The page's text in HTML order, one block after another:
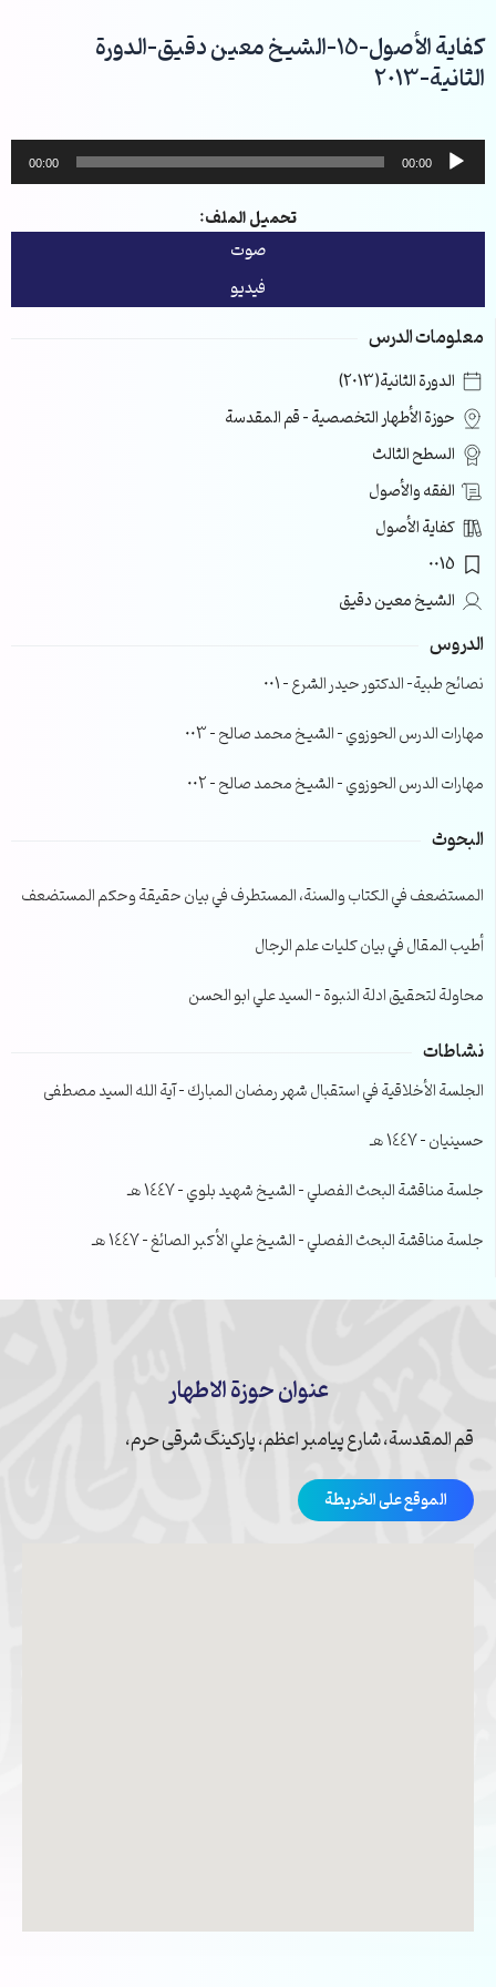
إلى
المحتوى
كفاية الأصول-15-الشيخ معين دقيق-الدورة
الثانية-2013
مشغل
الصوت
00:00
00:00
تحميل الملف:
صوت
فيديو
معلومات الدرس
الدورة الثانية(2013)
حوزة الأطهار التخصصية – قم المقدسة
السطح الثالث
الفقه والأصول
كفاية الأصول
0015
الشيخ معين دقيق
الدروس
نصائح طبية- الدكتور حيدر الشرع – 001
مهارات الدرس الحوزوي – الشيخ محمد صالح – 003
مهارات الدرس الحوزوي – الشيخ محمد صالح – 002
البحوث
المستضعف في الكتاب والسنة، المستطرف في بيان حقيقة وحكم المستضعف
أطيب المقال في بيان كليات علم الرجال
محاولة لتحقيق ادلة النبوة – السيد علي ابو الحسن
نشاطات
الجلسة الأخلاقية في استقبال شهر رمضان المبارك – آية الله السيد مصطفى
حسينيان – 1447 هـ
جلسة مناقشة البحث الفصلي – الشيخ شهيد بلوي – 1447 هـ
جلسة مناقشة البحث الفصلي – الشيخ علي الأكبر الصائغ – 1447 هـ
عنوان حوزة الاطهار
قم المقدسة، شارع پیامبر اعظم، پارکینگ شرقی حرم،
الموقع على الخريطة